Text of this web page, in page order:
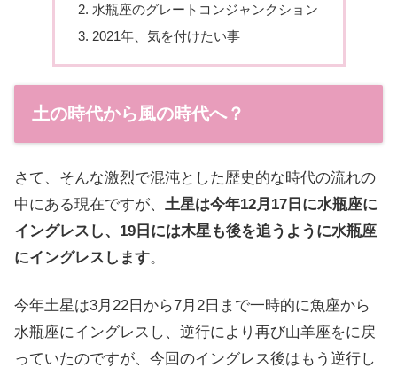
水瓶座のグレートコンジャンクション
2021年、気を付けたい事
土の時代から風の時代へ？
さて、そんな激烈で混沌とした歴史的な時代の流れの
中にある現在ですが、 土星は今年12月17日に水瓶座に
イングレスし、19日には木星も後を追うように水瓶座
にイングレスします。
今年土星は3月22日から7月2日まで一時的に魚座から
水瓶座にイングレスし、逆行により再び山羊座をに戻
っていたのですが、今回のイングレス後はもう逆行し